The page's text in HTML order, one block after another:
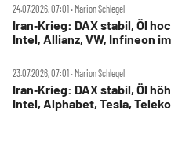
24.07.2026, 07:01 ‧ Marion Schlegel
Iran‑Krieg: DAX stabil, Öl
Intel, Allianz, VW, Infineon
23.07.2026, 07:01 ‧ Marion Schlegel
Iran‑Krieg: DAX stabil, Öl
Intel, Alphabet, Tesla,